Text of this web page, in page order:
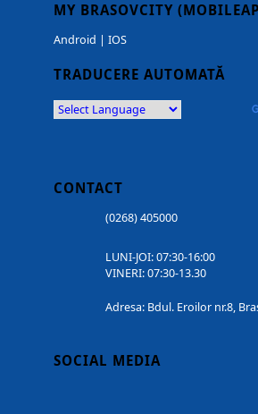
MY BRASOVCITY
Android | IOS
TRADUCERE AUTOMATĂ
CONTACT
(0268) 405000
LUNI-JOI: 07:30-16:00
VINERI: 07:30-13.30
Adresa: Bdul. Eroilor nr.8,
SOCIAL MEDIA